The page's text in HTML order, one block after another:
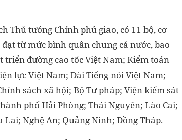
Thủ tướng Chính phủ giao, có 11 bộ, cơ
từ mức bình quân chung cả nước, bao
triển đường cao tốc Việt Nam; Kiểm toán
lực Việt Nam; Đài Tiếng nói Việt Nam;
sách xã hội; Bộ Tư pháp; Viện kiểm sát
phố Hải Phòng; Thái Nguyên; Lào Cai;
Lai; Nghệ An; Quảng Ninh; Đồng Tháp.